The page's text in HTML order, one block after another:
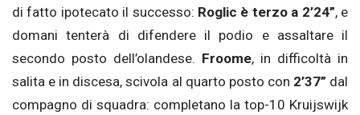
di fatto ipotecato il successo: Roglic è terzo a 2’24”, e
domani tenterà di difendere il podio e assaltare il
secondo posto dell’olandese. Froome, in difficoltà in
salita e in discesa, scivola al quarto posto con 2’37” dal
compagno di squadra: completano la top-10 Kruijswijk